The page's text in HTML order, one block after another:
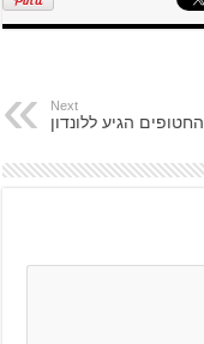
Next
הגיע ללונדון